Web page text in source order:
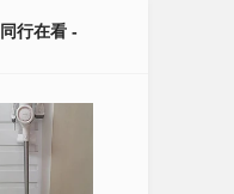
行在看 -